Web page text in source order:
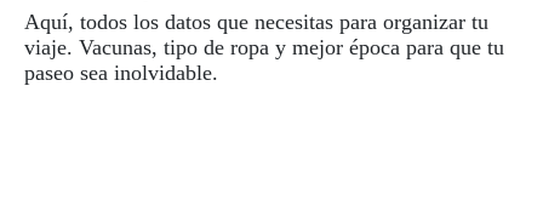
Aquí, todos los datos que necesitas para organizar tu
viaje. Vacunas, tipo de ropa y mejor época para que tu
paseo sea inolvidable.